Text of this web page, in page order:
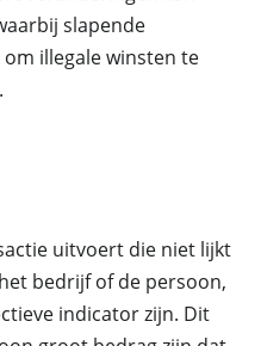
slapende
illegale winsten te
uitvoert die niet lijkt
bedrijf of de persoon,
indicator zijn. Dit